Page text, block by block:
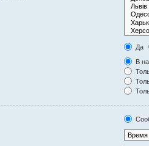
Да
В